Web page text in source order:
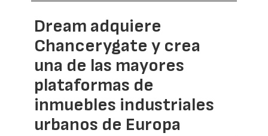
Dream adquiere
Chancerygate y crea
una de las mayores
plataformas de
inmuebles industriales
urbanos de Europa